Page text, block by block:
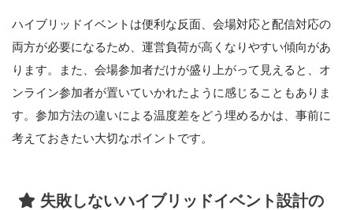
ハイブリッドイベントは便利な反面、会場対応と配信対応の
両方が必要になるため、運営負荷が高くなりやすい傾向があ
ります。また、会場参加者だけが盛り上がって見えると、オ
ンライン参加者が置いていかれたように感じることもありま
す。参加方法の違いによる温度差をどう埋めるかは、事前に
考えておきたい大切なポイントです。
失敗しないハイブリッドイベント設計の